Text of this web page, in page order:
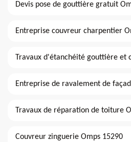
Devis pose de gouttière gratuit
Entreprise couvreur charpentier
Travaux d'étanchéité gouttière et
Entreprise de ravalement de
Travaux de réparation de toiture
Couvreur zinguerie Omps 15290